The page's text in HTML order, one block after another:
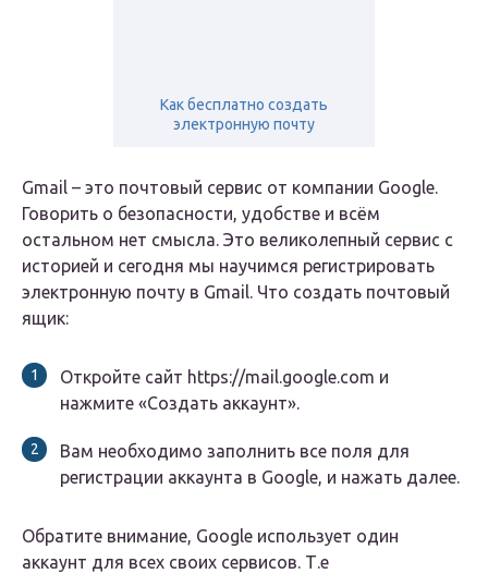
Как бесплатно создать
электронную почту
Gmail – это почтовый сервис от компании Google.
Говорить о безопасности, удобстве и всём
остальном нет смысла. Это великолепный сервис с
историей и сегодня мы научимся регистрировать
электронную почту в Gmail. Что создать почтовый
ящик:
Откройте сайт https://mail.google.com и
нажмите «Создать аккаунт».
Вам необходимо заполнить все поля для
регистрации аккаунта в Google, и нажать далее.
Обратите внимание, Google использует один
аккаунт для всех своих сервисов. Т.е